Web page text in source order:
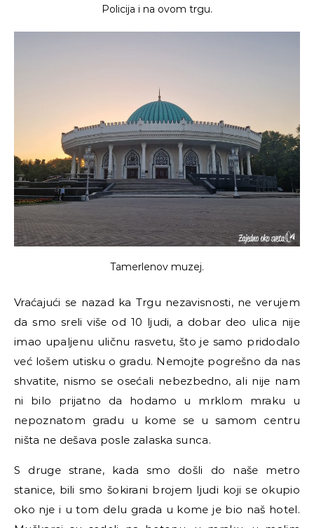
Policija i na ovom trgu.
Tamerlenov muzej.
Vraćajući se nazad ka Trgu nezavisnosti, ne verujem
da smo sreli više od 10 ljudi, a dobar deo ulica nije
imao upaljenu uličnu rasvetu, što je samo pridodalo
već lošem utisku o gradu. Nemojte pogrešno da nas
shvatite, nismo se osećali nebezbedno, ali nije nam
ni bilo prijatno da hodamo u mrklom mraku u
nepoznatom gradu u kome se u samom centru
ništa ne dešava posle zalaska sunca.
S druge strane, kada smo došli do naše metro
stanice, bili smo šokirani brojem ljudi koji se okupio
oko nje i u tom delu grada u kome je bio naš hotel.